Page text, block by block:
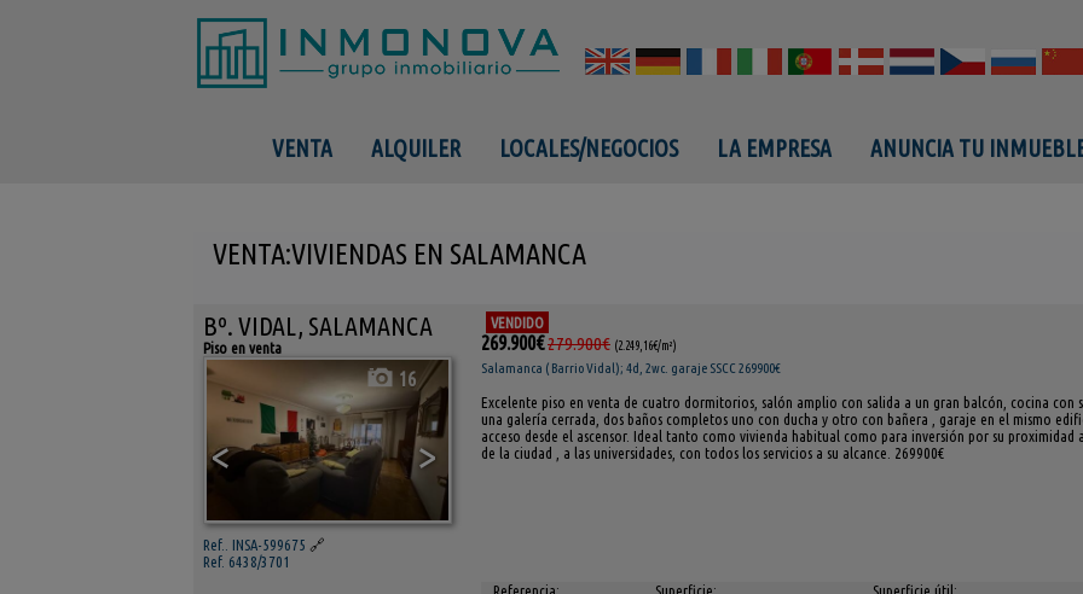
VENTA ALQUILER LOCALES/NEGOCIOS LA EMPRESA ANUNCIA TU
VENTA:VIVIENDAS EN SALAMANCA
Bº. VIDAL, SALAMANCA
Piso en venta
< >
16
Ref.. INSA-599675 🔗
Ref. 6438/3701
VENDIDO
269.900€279.900€ (2.249,16€/m²)
Salamanca ( Barrio Vidal); 4d, 2wc. garaje SSCC 269900€
Excelente piso en venta de cuatro dormitorios, salón amplio con salida a un gran balcón, cocina con
una galería cerrada, dos baños completos uno con ducha y otro con bañera , garaje en el mismo
acceso desde el ascensor. Ideal tanto como vivienda habitual como para inversión por su proximidad
de la ciudad , a las universidades, con todos los servicios a su alcance. 269900€